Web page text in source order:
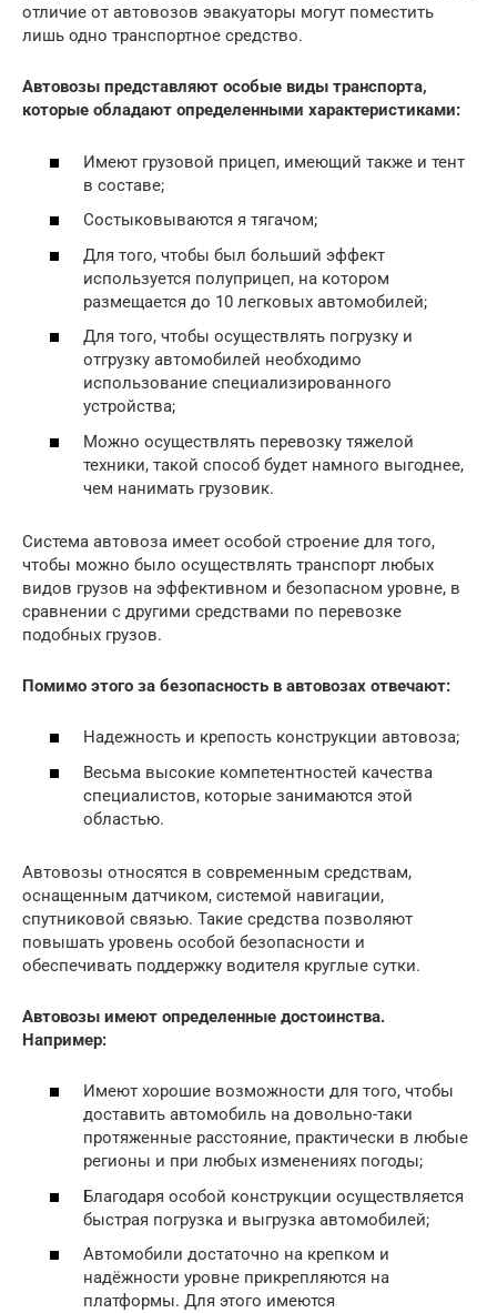
отличие от автовозов эвакуаторы могут поместить
лишь одно транспортное средство.
Автовозы представляют особые виды транспорта,
которые обладают определенными характеристиками:
Имеют грузовой прицеп, имеющий также и тент
в составе;
Состыковываются я тягачом;
Для того, чтобы был больший эффект
используется полуприцеп, на котором
размещается до 10 легковых автомобилей;
Для того, чтобы осуществлять погрузку и
отгрузку автомобилей необходимо
использование специализированного
устройства;
Можно осуществлять перевозку тяжелой
техники, такой способ будет намного выгоднее,
чем нанимать грузовик.
Система автовоза имеет особой строение для того,
чтобы можно было осуществлять транспорт любых
видов грузов на эффективном и безопасном уровне, в
сравнении с другими средствами по перевозке
подобных грузов.
Помимо этого за безопасность в автовозах отвечают:
Надежность и крепость конструкции автовоза;
Весьма высокие компетентностей качества
специалистов, которые занимаются этой
областью.
Автовозы относятся в современным средствам,
оснащенным датчиком, системой навигации,
спутниковой связью. Такие средства позволяют
повышать уровень особой безопасности и
обеспечивать поддержку водителя круглые сутки.
Автовозы имеют определенные достоинства.
Например:
Имеют хорошие возможности для того, чтобы
доставить автомобиль на довольно-таки
протяженные расстояние, практически в любые
регионы и при любых изменениях погоды;
Благодаря особой конструкции осуществляется
быстрая погрузка и выгрузка автомобилей;
Автомобили достаточно на крепком и
надёжности уровне прикрепляются на
платформы. Для этого имеются